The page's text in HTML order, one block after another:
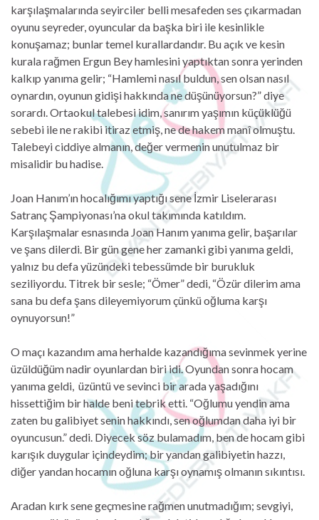
karşılaşmalarında seyirciler belli mesafeden ses çıkarmadan
oyunu seyreder, oyuncular da başka biri ile kesinlikle
konuşamaz; bunlar temel kurallardandır. Bu açık ve kesin
kurala rağmen Ergun Bey hamlesini yaptıktan sonra yerinden
kalkıp yanıma gelir; “Hamlemi nasıl buldun, sen olsan nasıl
oynardın, oyunun gidişi hakkında ne düşünüyorsun?” diye
sorardı. Ortaokul talebesi idim, sanırım yaşımın küçüklüğü
sebebi ile ne rakibi itiraz etmiş, ne de hakem manî olmuştu.
Talebeyi ciddiye almanın, değer vermenin unutulmaz bir
misalidir bu hadise.
Joan Hanım’ın hocalığımı yaptığı sene İzmir Liselerarası
Satranç Şampiyonası’na okul takımında katıldım.
Karşılaşmalar esnasında Joan Hanım yanıma gelir, başarılar
ve şans dilerdi. Bir gün gene her zamanki gibi yanıma geldi,
yalnız bu defa yüzündeki tebessümde bir burukluk
seziliyordu. Titrek bir sesle; “Ömer” dedi, “Özür dilerim ama
sana bu defa şans dileyemiyorum çünkü oğluma karşı
oynuyorsun!”
O maçı kazandım ama herhalde kazandığıma sevinmek yerine
üzüldüğüm nadir oyunlardan biri idi. Oyundan sonra hocam
yanıma geldi, üzüntü ve sevinci bir arada yaşadığını
hissettiğim bir halde beni tebrik etti. “Oğlumu yendin ama
zaten bu galibiyet senin hakkındı, sen oğlumdan daha iyi bir
oyuncusun.” dedi. Diyecek söz bulamadım, ben de hocam gibi
karışık duygular içindeydim; bir yandan galibiyetin hazzı,
diğer yandan hocamın oğluna karşı oynamış olmanın sıkıntısı.
Aradan kırk sene geçmesine rağmen unutmadığım; sevgiyi,